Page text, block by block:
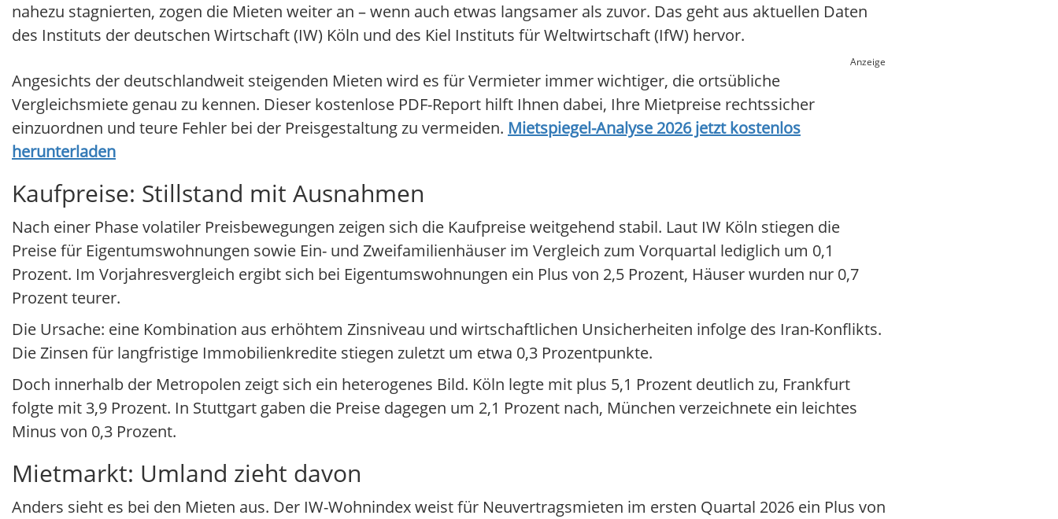
nahezu stagnierten, zogen die Mieten weiter an – wenn auch etwas langsamer als zuvor. Das geht aus aktuellen Daten
des Instituts der deutschen Wirtschaft (IW) Köln und des Kiel Instituts für Weltwirtschaft (IfW) hervor.
Anzeige
Angesichts der deutschlandweit steigenden Mieten wird es für Vermieter immer wichtiger, die ortsübliche
Vergleichsmiete genau zu kennen. Dieser kostenlose PDF-Report hilft Ihnen dabei, Ihre Mietpreise rechtssicher
einzuordnen und teure Fehler bei der Preisgestaltung zu vermeiden. Mietspiegel-Analyse 2026 jetzt kostenlos
herunterladen
Kaufpreise: Stillstand mit Ausnahmen
Nach einer Phase volatiler Preisbewegungen zeigen sich die Kaufpreise weitgehend stabil. Laut IW Köln stiegen die
Preise für Eigentumswohnungen sowie Ein- und Zweifamilienhäuser im Vergleich zum Vorquartal lediglich um 0,1
Prozent. Im Vorjahresvergleich ergibt sich bei Eigentumswohnungen ein Plus von 2,5 Prozent, Häuser wurden nur 0,7
Prozent teurer.
Die Ursache: eine Kombination aus erhöhtem Zinsniveau und wirtschaftlichen Unsicherheiten infolge des Iran-Konflikts.
Die Zinsen für langfristige Immobilienkredite stiegen zuletzt um etwa 0,3 Prozentpunkte.
Doch innerhalb der Metropolen zeigt sich ein heterogenes Bild. Köln legte mit plus 5,1 Prozent deutlich zu, Frankfurt
folgte mit 3,9 Prozent. In Stuttgart gaben die Preise dagegen um 2,1 Prozent nach, München verzeichnete ein leichtes
Minus von 0,3 Prozent.
Mietmarkt: Umland zieht davon
Anders sieht es bei den Mieten aus. Der IW-Wohnindex weist für Neuvertragsmieten im ersten Quartal 2026 ein Plus von